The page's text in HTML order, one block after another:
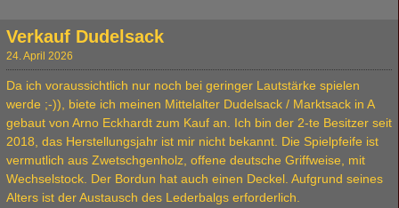
Verkauf Dudelsack
24. April 2026
Da ich voraussichtlich nur noch bei geringer Lautstärke spielen
werde ;-)), biete ich meinen Mittelalter Dudelsack / Marktsack in A
gebaut von Arno Eckhardt zum Kauf an. Ich bin der 2-te Besitzer seit
2018, das Herstellungsjahr ist mir nicht bekannt. Die Spielpfeife ist
vermutlich aus Zwetschgenholz, offene deutsche Griffweise, mit
Wechselstock. Der Bordun hat auch einen Deckel. Aufgrund seines
Alters ist der Austausch des Lederbalgs erforderlich.